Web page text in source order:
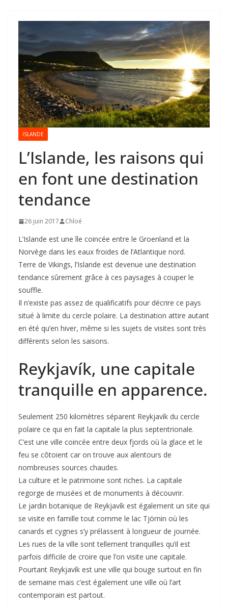
ISLANDE
L’Islande, les raisons qui
en font une destination
tendance
26 juin 2017 Chloé
L’Islande est une île coincée entre le Groenland et la
Norvège dans les eaux froides de l’Atlantique nord.
Terre de Vikings, l’Islande est devenue une destination
tendance sûrement grâce à ces paysages à couper le
souffle.
Il n’existe pas assez de qualificatifs pour décrire ce pays
situé à limite du cercle polaire. La destination attire autant
en été qu’en hiver, même si les sujets de visites sont très
différents selon les saisons.
Reykjavík, une capitale
tranquille en apparence.
Seulement 250 kilomètres séparent Reykjavík du cercle
polaire ce qui en fait la capitale la plus septentrionale.
C’est une ville coincée entre deux fjords où la glace et le
feu se côtoient car on trouve aux alentours de
nombreuses sources chaudes.
La culture et le patrimoine sont riches. La capitale
regorge de musées et de monuments à découvrir.
Le jardin botanique de Reykjavík est également un site qui
se visite en famille tout comme le lac Tjörnin où les
canards et cygnes s’y prélassent à longueur de journée.
Les rues de la ville sont tellement tranquilles qu’il est
parfois difficile de croire que l’on visite une capitale.
Pourtant Reykjavík est une ville qui bouge surtout en fin
de semaine mais c’est également une ville où l’art
contemporain est partout.